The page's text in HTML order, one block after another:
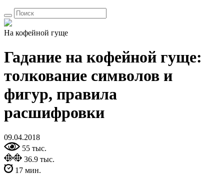
На кофейной гуще
Гадание на кофейной гуще:
толкование символов и
фигур, правила
расшифровки
09.04.2018
55 тыс.
36.9 тыс.
17 мин.